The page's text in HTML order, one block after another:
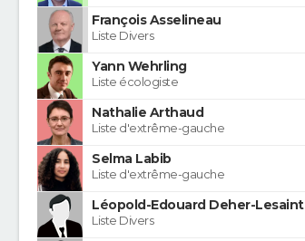
François Asselineau
Liste Divers
Yann Wehrling
Liste écologiste
Nathalie Arthaud
Liste d'extrême-gauche
Selma Labib
Liste d'extrême-gauche
Léopold-Edouard Deher-Lesaint
Liste Divers